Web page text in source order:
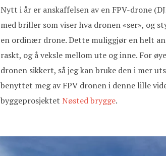
Nytt i år er anskaffelsen av en FPV-drone
med briller som viser hva dronen «ser», og
en ordinær drone. Dette muliggjør en helt
raskt, og å veksle mellom ute og inne. For
dronen sikkert, så jeg kan bruke den i mer
benyttet meg av FPV dronen i denne lille
byggeprosjektet Nøsted brygge.